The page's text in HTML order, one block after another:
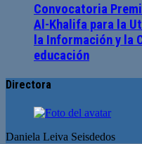
Convocatoria
Al-Khalifa para la
la Información y la
educación
Directora
Daniela Leiva Seisdedos